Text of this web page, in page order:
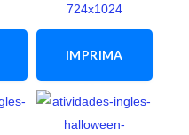
IMPRIMA
ATIVIDADE